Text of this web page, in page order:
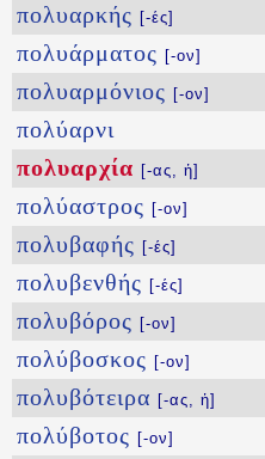
πολυαρκής [-ές]
πολυάρματος [-ον]
πολυαρμόνιος [-ον]
πολύαρνι
πολυαρχία [-ας, ἡ]
πολύαστρος [-ον]
πολυβαφής [-ές]
πολυβενθής [-ές]
πολυβόρος [-ον]
πολύβοσκος [-ον]
πολυβότειρα [-ας, ἡ]
πολύβοτος [-ον]